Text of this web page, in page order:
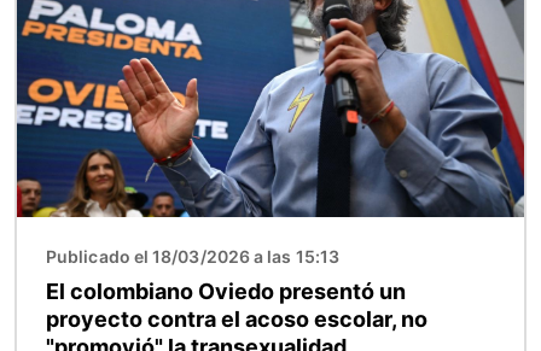
Publicado el 18/03/2026 a las 15:13
El colombiano Oviedo presentó un
proyecto contra el acoso escolar, no